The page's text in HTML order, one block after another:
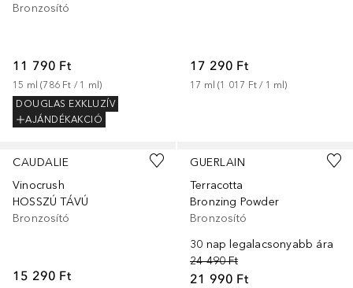
Bronzosító
11 790 Ft
15 ml (786 Ft / 1 ml)
DOUGLAS EXKLUZÍV
AJÁNDÉKAKCIÓ
17 290 Ft
17 ml (1 017 Ft / 1 ml)
CAUDALIE
Vinocrush
HOSSZÚ TÁVÚ
Bronzosító
15 290 Ft
GUERLAIN
Terracotta
Bronzing Powder
Bronzosító
30 nap legalacsonyabb ára
24 490 Ft
21 990 Ft